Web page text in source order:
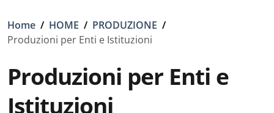
Breadcrumb
Home / HOME / PRODUZIONE /
Produzioni per Enti e Istituzioni
Produzioni per Enti e
Istituzioni